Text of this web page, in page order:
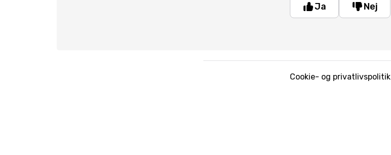
Ja Nej
Cookie- og privatlivspolitik